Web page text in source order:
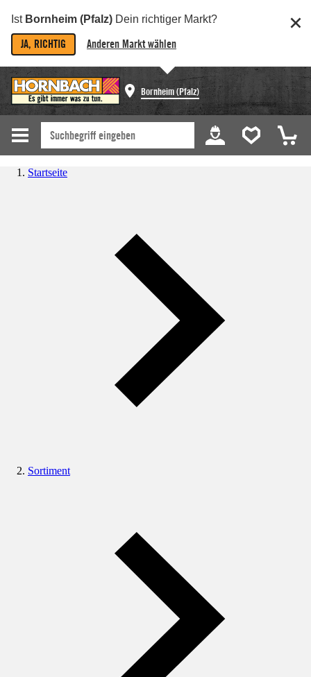
Ist Bornheim (Pfalz) Dein richtiger Markt?
JA, RICHTIG Anderen Markt wählen
Bornheim (Pfalz)
Startseite
Sortiment